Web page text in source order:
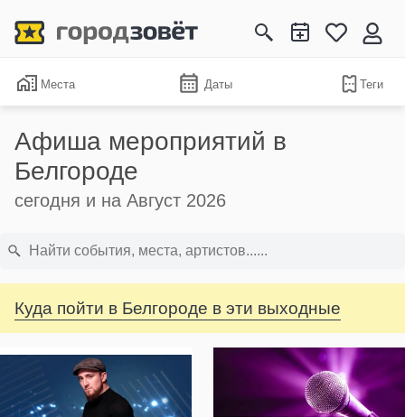
Места Даты Теги
Афиша мероприятий в
Белгороде
сегодня и на Август 2026
Куда пойти в Белгороде в эти выходные